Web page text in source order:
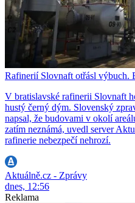
Rafinerií Slovnaft otřásl výbuch.
V bratislavské rafinerii Slovnaft
hustý černý dým. Slovenský
napsal, že budovami v okolí
zatím neznámá, uvedl server
rafinerie nebezpečí nehrozí.
Aktuálně.cz - Zprávy
dnes, 12:56
Reklama